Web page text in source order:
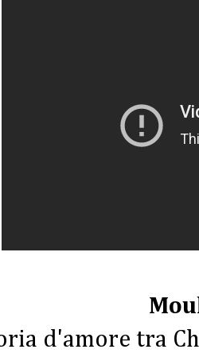
d'amore tra